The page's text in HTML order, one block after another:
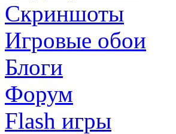
Скриншоты
Игровые обои
Блоги
Форум
Flash игры